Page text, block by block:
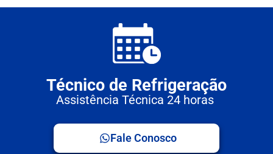
Técnico de Refrigeração
Assistência Técnica 24 horas
Fale Conosco